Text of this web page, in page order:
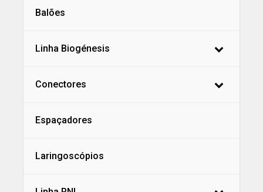
Balões
Linha Biogénesis
Conectores
Espaçadores
Laringoscópios